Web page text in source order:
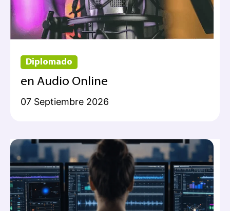
Diplomado
en Audio Online
07 Septiembre 2026